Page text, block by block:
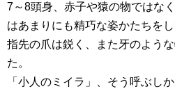
7～8頭身、赤子や猿の物ではな
はあまりにも精巧な姿かたちをし
指先の爪は鋭く、また牙のよう
た。
「小人のミイラ」、そう呼ぶし